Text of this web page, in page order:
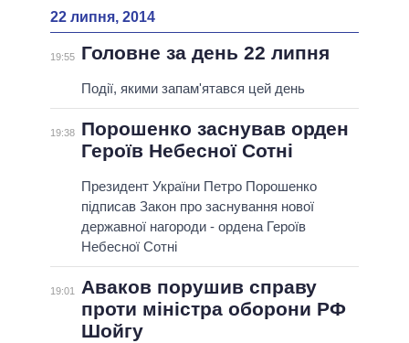
22 липня, 2014
19:55 Головне за день 22 липня
Події, якими запам'ятався цей день
19:38
Порошенко заснував орден
Героїв Небесної Сотні
Президент України Петро Порошенко
підписав Закон про заснування нової
державної нагороди - ордена Героїв
Небесної Сотні
19:01
Аваков порушив справу
проти міністра оборони РФ
Шойгу